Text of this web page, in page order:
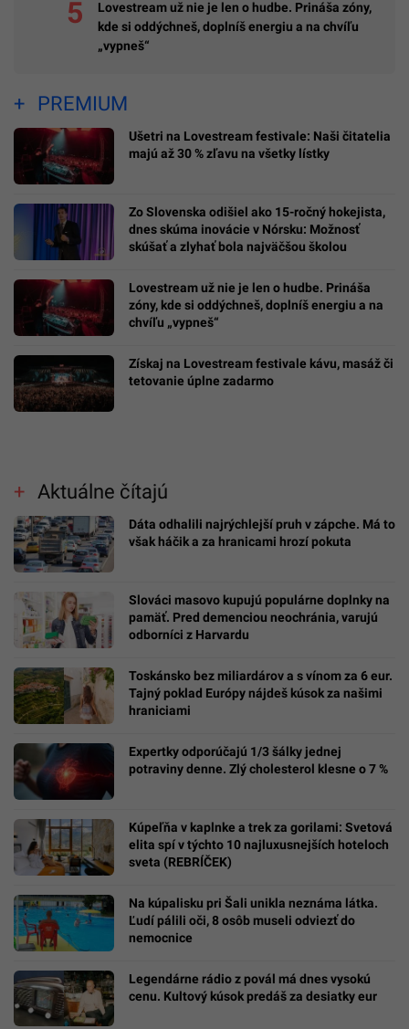
Lovestream už nie je len o hudbe. Prináša zóny,
kde si oddýchneš, doplníš energiu a na chvíľu
„vypneš“
PREMIUM
Ušetri na Lovestream festivale: Naši čitatelia
majú až 30 % zľavu na všetky lístky
Zo Slovenska odišiel ako 15-ročný hokejista,
dnes skúma inovácie v Nórsku: Možnosť
skúšať a zlyhať bola najväčšou školou
Lovestream už nie je len o hudbe. Prináša
zóny, kde si oddýchneš, doplníš energiu a na
chvíľu „vypneš“
Získaj na Lovestream festivale kávu, masáž či
tetovanie úplne zadarmo
Aktuálne čítajú
Dáta odhalili najrýchlejší pruh v zápche. Má to
však háčik a za hranicami hrozí pokuta
Slováci masovo kupujú populárne doplnky na
pamäť. Pred demenciou neochránia, varujú
odborníci z Harvardu
Toskánsko bez miliardárov a s vínom za 6 eur.
Tajný poklad Európy nájdeš kúsok za našimi
hraniciami
Expertky odporúčajú 1/3 šálky jednej
potraviny denne. Zlý cholesterol klesne o 7 %
Kúpeľňa v kaplnke a trek za gorilami: Svetová
elita spí v týchto 10 najluxusnejších hoteloch
sveta (REBRÍČEK)
Na kúpalisku pri Šali unikla neznáma látka.
Ľudí pálili oči, 8 osôb museli odviezť do
nemocnice
Legendárne rádio z povál má dnes vysokú
cenu. Kultový kúsok predáš za desiatky eur